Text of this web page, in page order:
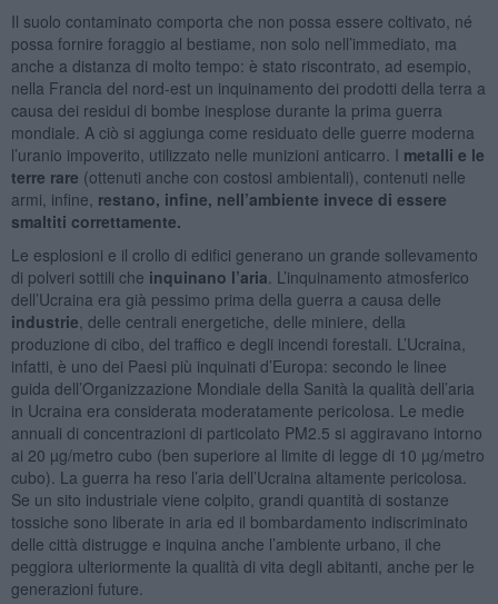
Il suolo contaminato comporta che non possa essere coltivato, né
possa fornire foraggio al bestiame, non solo nell’immediato, ma
anche a distanza di molto tempo: è stato riscontrato, ad esempio,
nella Francia del nord-est un inquinamento dei prodotti della terra a
causa dei residui di bombe inesplose durante la prima guerra
mondiale. A ciò si aggiunga come residuato delle guerre moderna
l’uranio impoverito, utilizzato nelle munizioni anticarro. I metalli e le
terre rare (ottenuti anche con costosi ambientali), contenuti nelle
armi, infine, restano, infine, nell’ambiente invece di essere
smaltiti correttamente.
Le esplosioni e il crollo di edifici generano un grande sollevamento
di polveri sottili che inquinano l’aria . L’inquinamento atmosferico
dell’Ucraina era già pessimo prima della guerra a causa delle
industrie , delle centrali energetiche, delle miniere, della
produzione di cibo, del traffico e degli incendi forestali. L’Ucraina,
infatti, è uno dei Paesi più inquinati d’Europa: secondo le linee
guida dell’Organizzazione Mondiale della Sanità la qualità dell’aria
in Ucraina era considerata moderatamente pericolosa. Le medie
annuali di concentrazioni di particolato PM2.5 si aggiravano intorno
ai 20 µg/metro cubo (ben superiore al limite di legge di 10 µg/metro
cubo). La guerra ha reso l’aria dell’Ucraina altamente pericolosa.
Se un sito industriale viene colpito, grandi quantità di sostanze
tossiche sono liberate in aria ed il bombardamento indiscriminato
delle città distrugge e inquina anche l’ambiente urbano, il che
peggiora ulteriormente la qualità di vita degli abitanti, anche per le
generazioni future.